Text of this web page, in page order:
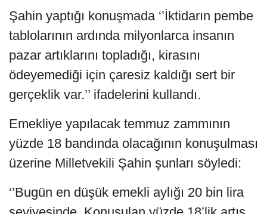
Şahin yaptığı konuşmada ‘’İktidarın pembe
tablolarının ardında milyonlarca insanın
pazar artıklarını topladığı, kirasını
ödeyemediği için çaresiz kaldığı sert bir
gerçeklik var.’’ ifadelerini kullandı.
Emekliye yapılacak temmuz zammının
yüzde 18 bandında olacağının konuşulması
üzerine Milletvekili Şahin şunları söyledi:
‘’Bugün en düşük emekli aylığı 20 bin lira